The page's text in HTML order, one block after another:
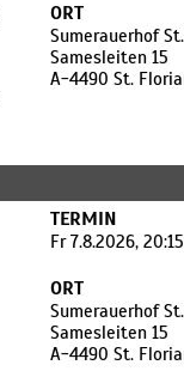
ORT
Sumerauerhof
Samesleiten 15
A-4490 St.
TERMIN
Fr 7.8.2026,
ORT
Sumerauerhof
Samesleiten 15
A-4490 St.